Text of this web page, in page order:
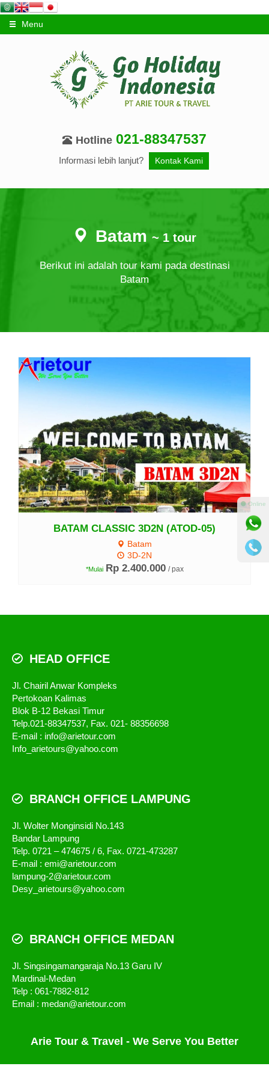
Menu
Hotline 021-88347537
Informasi lebih lanjut? Kontak Kami
Batam ~ 1 tour
Berikut ini adalah tour kami pada destinasi
Batam
BATAM CLASSIC 3D2N (ATOD-05)
Batam
3D-2N
*Mulai Rp 2.400.000 / pax
HEAD OFFICE
Jl. Chairil Anwar Kompleks
Pertokoan Kalimas
Blok B-12 Bekasi Timur
Telp.021-88347537, Fax. 021- 88356698
E-mail : info@arietour.com
Info_arietours@yahoo.com
BRANCH OFFICE LAMPUNG
Jl. Wolter Monginsidi No.143
Bandar Lampung
Telp. 0721 – 474675 / 6, Fax. 0721-473287
E-mail : emi@arietour.com
lampung-2@arietour.com
Desy_arietours@yahoo.com
BRANCH OFFICE MEDAN
Jl. Singsingamangaraja No.13 Garu IV
Mardinal-Medan
Telp : 061-7882-812
Email : medan@arietour.com
Arie Tour & Travel - We Serve You Better
⚫ Online